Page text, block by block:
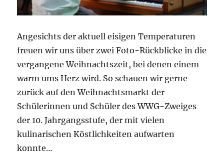
Angesichts der aktuell eisigen Temperaturen
freuen wir uns über zwei Foto-Rückblicke in die
vergangene Weihnachtszeit, bei denen einem
warm ums Herz wird. So schauen wir gerne
zurück auf den Weihnachtsmarkt der
Schülerinnen und Schüler des WWG-Zweiges
der 10. Jahrgangsstufe, der mit vielen
kulinarischen Köstlichkeiten aufwarten
konnte…